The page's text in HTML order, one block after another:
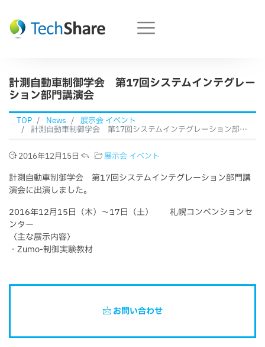
計測自動車制御学会 第17回システムインテグレー
ション部門講演会
TOP News 展示会 イベント
計測自動車制御学会 第17回システムインテグレーション部門講演会
2016年12月15日 展示会 イベント
計測自動車制御学会 第17回システムインテグレーション部門講
演会に出演しました。
2016年12月15日（木）～17日（土） 札幌コンベンションセ
ンター
〈主な展示内容〉
・Zumo-制御実験教材
お問い合わせ